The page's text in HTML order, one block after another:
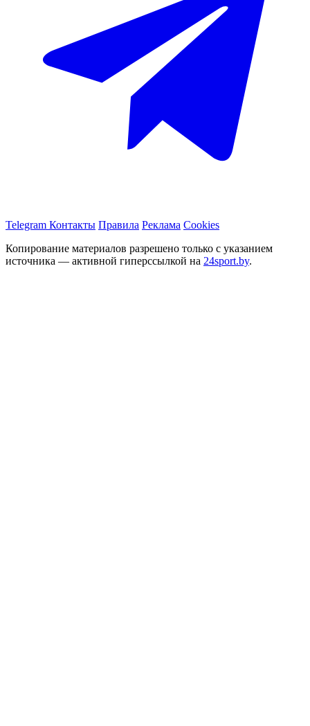
Telegram Контакты Правила Реклама Cookies
Копирование материалов разрешено только с указанием
источника — активной гиперссылкой на 24sport.by.